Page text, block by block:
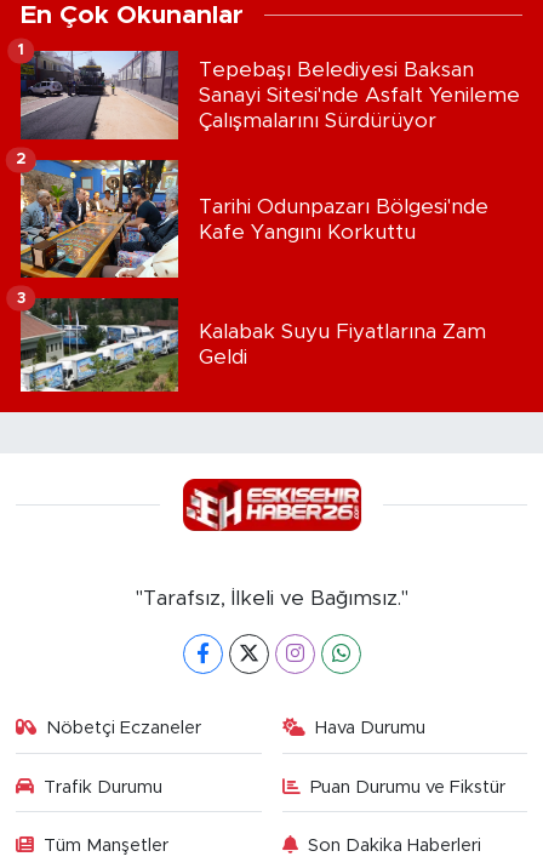
En Çok Okunanlar
Tepebaşı Belediyesi Baksan
Sanayi Sitesi'nde Asfalt Yenileme
Çalışmalarını Sürdürüyor
1
Tarihi Odunpazarı Bölgesi'nde
Kafe Yangını Korkuttu
2
Kalabak Suyu Fiyatlarına Zam
Geldi
3
"Tarafsız, İlkeli ve Bağımsız."
Nöbetçi Eczaneler Hava Durumu
Trafik Durumu Puan Durumu ve Fikstür
Tüm Manşetler Son Dakika Haberleri